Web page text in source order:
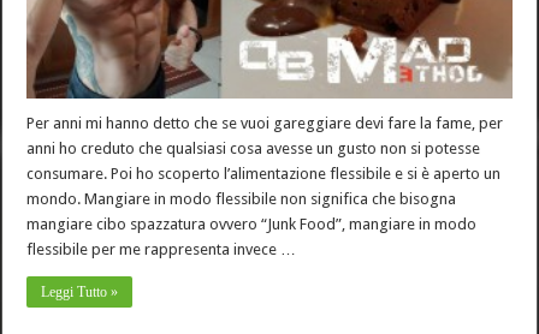
Per anni mi hanno detto che se vuoi gareggiare devi fare la fame, per
anni ho creduto che qualsiasi cosa avesse un gusto non si potesse
consumare. Poi ho scoperto l’alimentazione flessibile e si è aperto un
mondo. Mangiare in modo flessibile non significa che bisogna
mangiare cibo spazzatura ovvero “Junk Food”, mangiare in modo
flessibile per me rappresenta invece …
Leggi Tutto »